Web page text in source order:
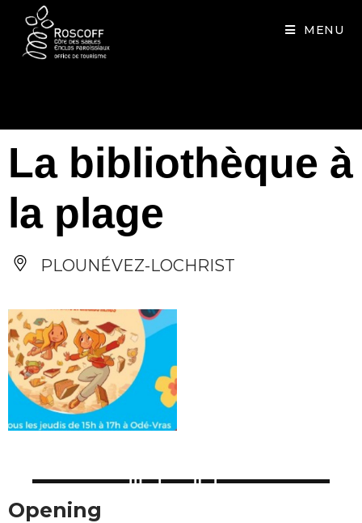
MENU
La bibliothèque à
la plage
PLOUNÉVEZ-LOCHRIST
Opening
Cookies management panel